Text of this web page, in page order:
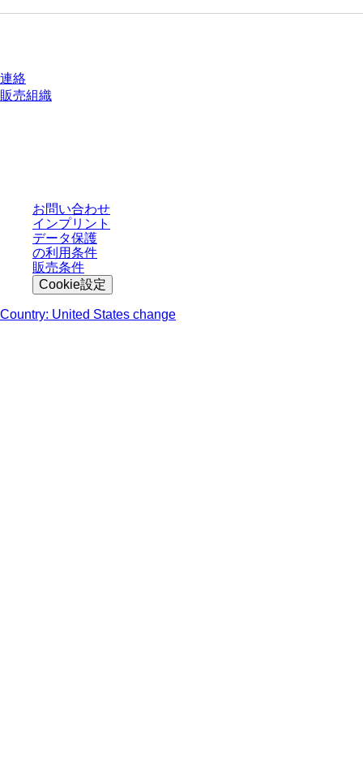
連絡
販売組織
お問い合わせ
インプリント
データ保護
の利用条件
販売条件
Cookie設定
Country: United States change